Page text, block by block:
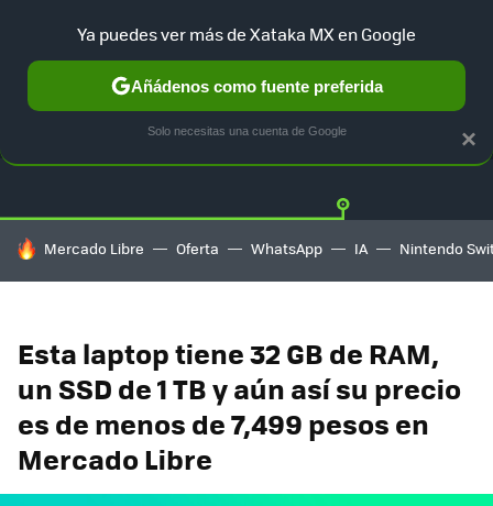
GUÍA DE COMPRAS MERCADO LIBRE
HOY SE HABLA DE
Mercado Libre Oferta WhatsApp IA Nintendo
Esta laptop tiene 32 GB de RAM,
un SSD de 1 TB y aún así su precio
es de menos de 7,499 pesos en
Mercado Libre
×
Ya puedes ver más de Xataka MX en Google
Añádenos como fuente preferida
Solo necesitas una cuenta de Google